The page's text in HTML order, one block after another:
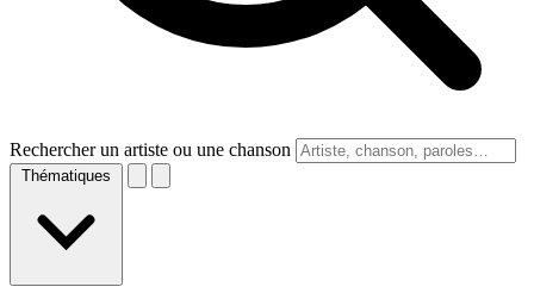
Rechercher un artiste ou une chanson
Thématiques